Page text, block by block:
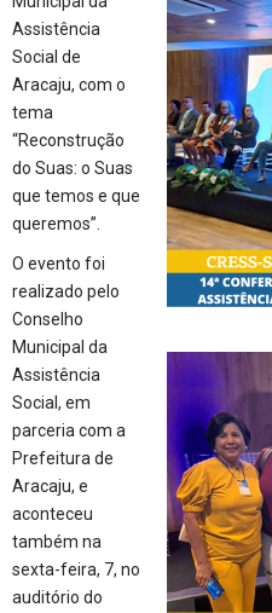
Assistência
Social de
Aracaju, com o
tema
“Reconstrução
do Suas: o Suas
que temos e que
queremos”.
O evento foi
realizado pelo
Conselho
Municipal da
Assistência
Social, em
parceria com a
Prefeitura de
Aracaju, e
aconteceu
também na
sexta-feira, 7, no
auditório do